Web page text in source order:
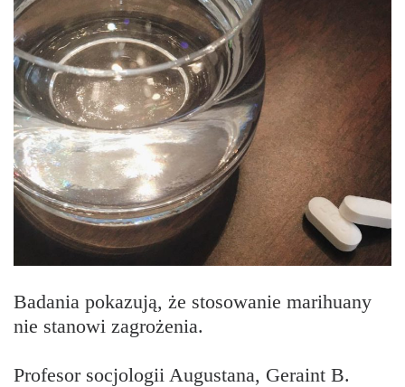
Badania pokazują, że stosowanie marihuany
nie stanowi zagrożenia.
Profesor socjologii Augustana, Geraint B.